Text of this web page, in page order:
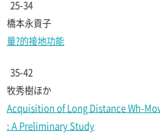
25-34
橋本永貢子
量?的接地功能
35-42
牧秀樹ほか
Acquisition of Long Distance Wh-
: A Preliminary Study